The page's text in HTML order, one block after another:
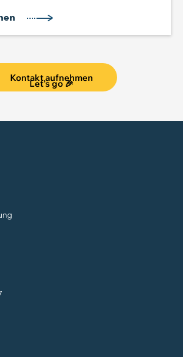
Kontakt aufnehmen
Let's go 🎉